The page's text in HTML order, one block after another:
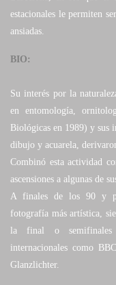
estacionales le permiten
ansiadas.
BIO:
Su interés por la
en entomología,
Biológicas en 1989) y sus
dibujo y acuarela,
Combinó esta actividad
ascensiones a algunas de
A finales de los 90 y
fotografía más artística,
la final o semifinales
internacionales como
Glanzlichter.